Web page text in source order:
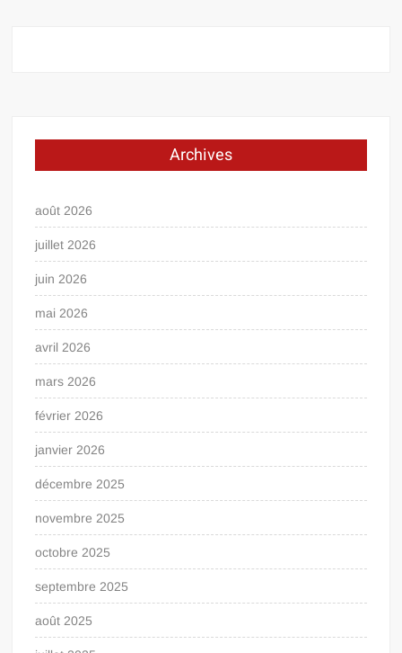
Archives
août 2026
juillet 2026
juin 2026
mai 2026
avril 2026
mars 2026
février 2026
janvier 2026
décembre 2025
novembre 2025
octobre 2025
septembre 2025
août 2025